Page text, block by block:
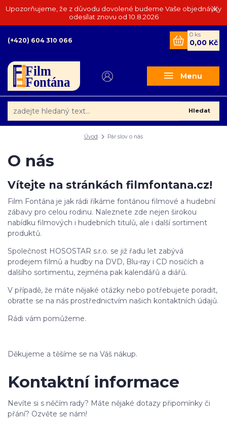
Upozorňujeme, že z důvodu dovolené budeme Vaše objednávky
odesílat znovu od 10.8.2026
Menu
Hledat
(+420) 604 310 066
0 ks
0,00 Kč
Úvod Pár slov o nás
O nás
Vítejte na stránkách filmfontana.cz!
Film Fontána je jak rádi říkáme fontánou filmové a hudební
zábavy pro celou rodinu. Naleznete zde nejen širokou
nabídku filmových i hudebních titulů, ale i další sortiment
produktů.
Společnost HOSOSTAR s.r.o. se již řadu let zabývá
prodejem filmů a hudby na DVD, Blu-ray i CD nosičích a
dalšího sortimentu, zejména pak kalendářů a diářů.
V případě, že máte nějaké otázky nebo potřebujete poradit,
obraťte se na nás prostřednictvím našich kontaktních údajů.
Rádi vám pomůžeme.
Děkujeme a těšíme se na Váš nákup.
Kontaktní informace
Nevíte si s něčím rady? Máte nějaké dotazy připomínky či
přání? Ozvěte se nám!